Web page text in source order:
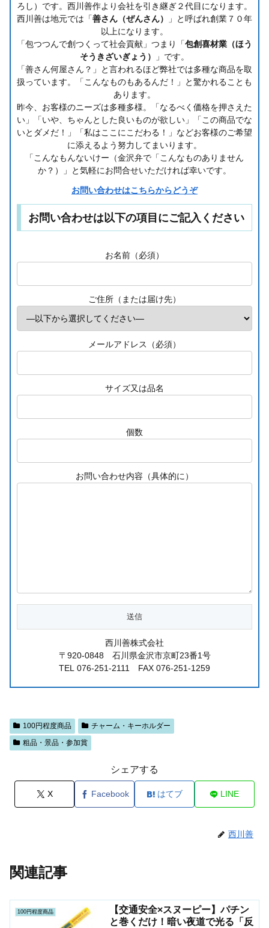
ろし）です。西川善作より会社を引き継ぎ２代目になります。
西川善は地元では「善さん（ぜんさん）
」と呼ばれ創業７０年
以上になります。
「包つつんで創つくって社会貢献」つまり「包創喜材業（ほう
そうきざいぎょう）
」です。
「善さん何屋さん？」と言われるほど弊社では多種な商品を取
扱っています。「こんなものもあるんだ！」と驚かれることも
あります。
昨今、お客様のニーズは多種多様。「なるべく価格を押さえた
い」「いや、ちゃんとした良いものが欲しい」「この商品でな
いとダメだ！」「私はここにこだわる！」などお客様のご希望
に添えるよう努力してまいります。
「こんなもんないけー（金沢弁で「こんなものありません
か？）」と気軽にお問合せいただければ幸いです。
お問い合わせはこちらからどうぞ
お問い合わせは以下の項目にご記入ください
お名前（必須）
ご住所（または届け先）
メールアドレス（必須）
サイズ又は品名
個数
お問い合わせ内容（具体的に）
西川善株式会社
〒920-0848 石川県金沢市京町23番1号
TEL 076-251-2111 FAX 076-251-1259
100円程度商品
チャーム・キーホルダー
粗品・景品・参加賞
シェアする
X Facebook はてブ LINE
西川善
関連記事
100円程度商品
【交通安全×スヌーピー】パチン
と巻くだけ！暗い夜道で光る「反